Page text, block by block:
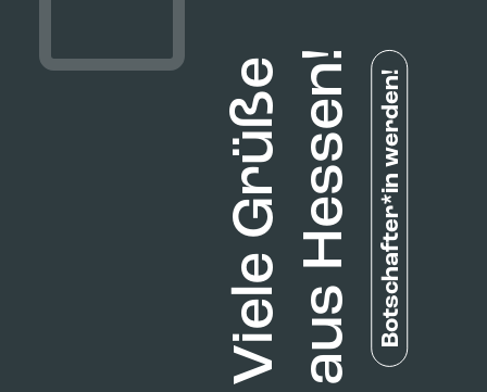
Botschafter*in werden!